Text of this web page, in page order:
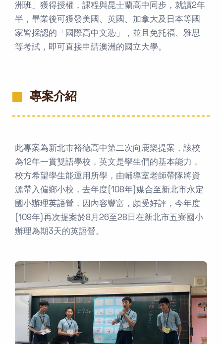
洲班」獲得授權，課程與昆士蘭高中同步，就讀2年
半，畢業後可獲發美國、英國、加拿大及日本等國
家皆採認的「國際高中文憑」，並且免托福、雅思
等考試，即可直接申請澳洲的國立大學。
專案介紹
此專案為新北市裕德高中第二次向鹿樂提案，該校
為12年一貫雙語學校，英文是學生們的基本能力，
校方希望學生能運用所學，由輔導室老師帶隊將資
源帶入偏鄉小校，去年度(108年)媒合至新北市永定
國小辦理英語營，因內容豐富，頗受好評，今年度
(109年)再次提案於8月26至28日在新北市五寮國小
辦理為期3天的英語營。